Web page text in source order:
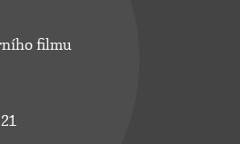
filmu